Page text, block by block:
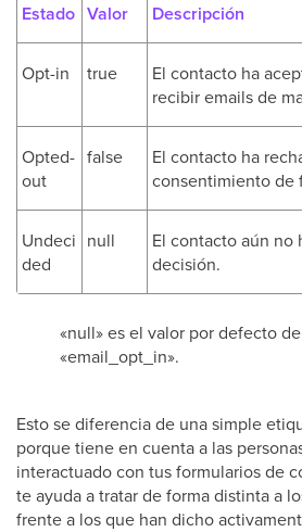
Estado Valor Descripción
Opt-in true
El contacto ha
recibir emails de
Opted-
out
false
El contacto ha
consentimiento de
Undeci
ded
null
El contacto aún no
decisión.
«null» es el valor por defecto
«email_opt_in».
Esto se diferencia de una simple
porque tiene en cuenta a las
interactuado con tus formularios de
te ayuda a tratar de forma distinta a
frente a los que han dicho